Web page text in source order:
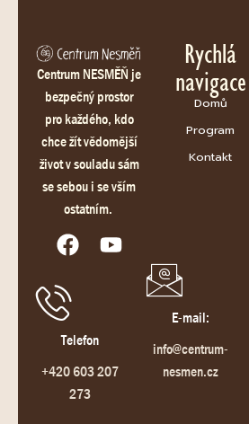
Centrum NESMĚŇ je
bezpečný prostor
pro každého, kdo
chce žít vědomější
život v souladu sám
se sebou i se vším
ostatním.
Rychlá
navigace
Domů
Program
Kontakt
Telefon
+420 603 207
273
E-mail:
info@centrum-
nesmen.cz